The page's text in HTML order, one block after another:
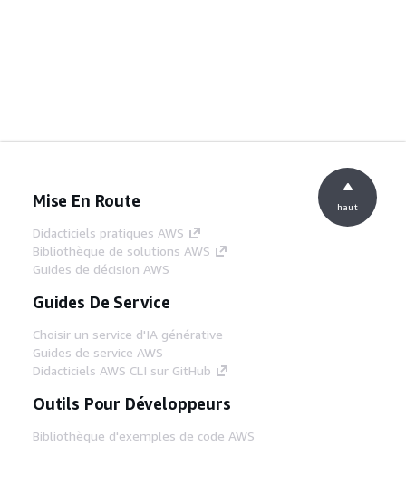
Mise En Route
Didacticiels pratiques AWS
Bibliothèque de solutions AWS
Guides de décision AWS
Guides De Service
Choisir un service d'IA générative
Guides de service AWS
Didacticiels AWS CLI sur GitHub
Outils Pour Développeurs
Bibliothèque d'exemples de code AWS
haut